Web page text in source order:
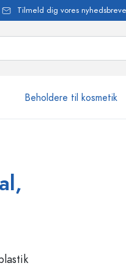
Tilmeld dig vores
Beholdere til kosmetik
Estal-flasker
Sprayflasker